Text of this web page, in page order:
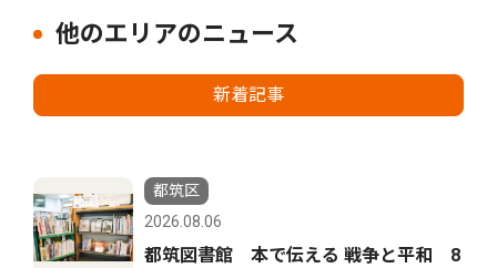
他のエリアのニュース
新着記事
都筑区
2026.08.06
都筑図書館 本で伝える 戦争と平和 8